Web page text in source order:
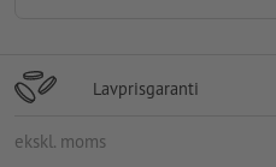
Lavprisgaranti
ekskl. moms